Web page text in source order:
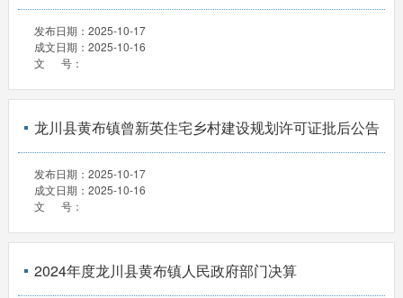
发布日期： 2025-10-17
成文日期： 2025-10-16
文 号：
龙川县黄布镇曾新英住宅乡村建设规划许可证批后公告
发布日期： 2025-10-17
成文日期： 2025-10-16
文 号：
2024年度龙川县黄布镇人民政府部门决算